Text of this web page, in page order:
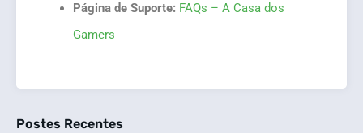
Página de Suporte: FAQs – A Casa dos
Gamers
Postes Recentes